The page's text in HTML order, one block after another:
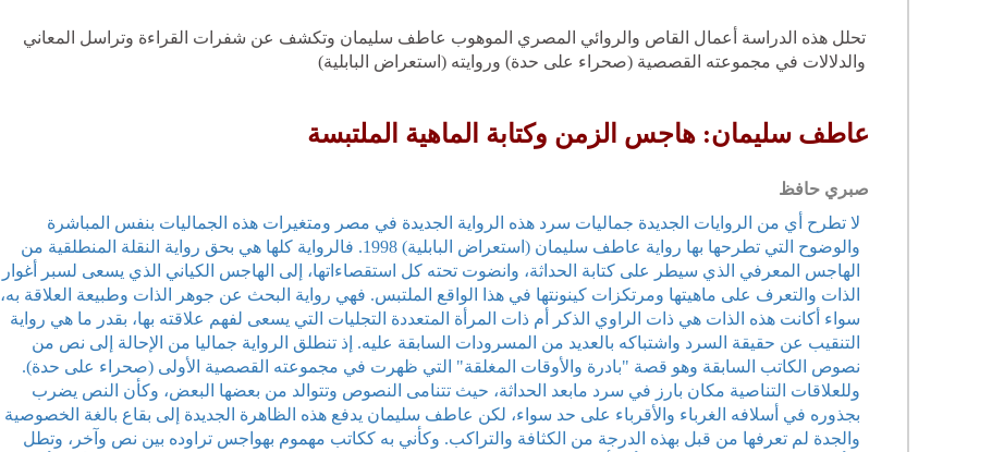
تحلل هذه الدراسة أعمال القاص والروائي المصري الموهوب عاطف سليمان وتكشف عن شفرات القراءة وتراسل المعاني
والدلالات في مجموعته القصصية (صحراء على حدة) وروايته (استعراض البابلية)
عاطف سليمان: هاجس الزمن وكتابة الماهية الملتبسة
صبري حافظ
لا تطرح أي من الروايات الجديدة جماليات سرد هذه الرواية الجديدة في مصر ومتغيرات هذه الجماليات بنفس المباشرة
والوضوح التي تطرحها بها رواية عاطف سليمان (استعراض البابلية) 1998. فالرواية كلها هي بحق رواية النقلة المنطلقية من
الهاجس المعرفي الذي سيطر على كتابة الحداثة، وانضوت تحته كل استقصاءاتها، إلى الهاجس الكياني الذي يسعى لسبر أغوار
الذات والتعرف على ماهيتها ومرتكزات كينونتها في هذا الواقع الملتبس. فهي رواية البحث عن جوهر الذات وطبيعة العلاقة به،
سواء أكانت هذه الذات هي ذات الراوي الذكر أم ذات المرأة المتعددة التجليات التي يسعى لفهم علاقته بها، بقدر ما هي رواية
التنقيب عن حقيقة السرد واشتباكه بالعديد من المسرودات السابقة عليه. إذ تنطلق الرواية جماليا من الإحالة إلى نص من
نصوص الكاتب السابقة وهو قصة "بادرة والأوقات المغلقة" التي ظهرت في مجموعته القصصية الأولى (صحراء على حدة).
وللعلاقات التناصية مكان بارز في سرد مابعد الحداثة، حيث تتنامى النصوص وتتوالد من بعضها البعض، وكأن النص يضرب
بجذوره في أسلافه الغرباء والأقرباء على حد سواء، لكن عاطف سليمان يدفع هذه الظاهرة الجديدة إلى بقاع بالغة الخصوصية
والجدة لم تعرفها من قبل بهذه الدرجة من الكثافة والتراكب. وكأني به ككاتب مهموم بهواجس تراوده بين نص وآخر، وتطل